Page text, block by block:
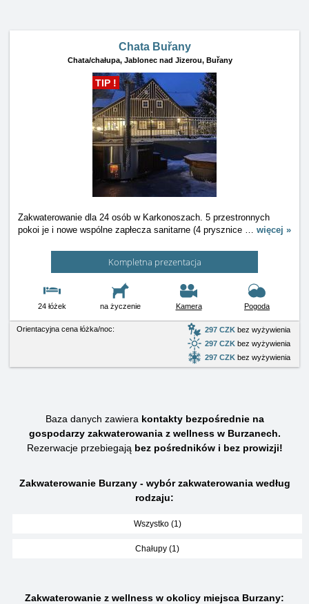
Chata Buřany
Chata/chałupa, Jablonec nad Jizerou, Buřany
TIP !
Zakwaterowanie dla 24 osób w Karkonoszach. 5 przestronnych
pokoi je i nowe wspólne zapłecza sanitarne (4 prysznice … więcej »
Kompletna prezentacja
24 łóżek na życzenie Kamera Pogoda
Orientacyjna cena łóżka/noc: 297 CZK bez wyżywienia
297 CZK bez wyżywienia
297 CZK bez wyżywienia
Baza danych zawiera kontakty bezpośrednie na
gospodarzy zakwaterowania z wellness w Burzanech.
Rezerwacje przebiegają bez pośredników i bez prowizji!
Zakwaterowanie Burzany - wybór zakwaterowania według
rodzaju:
Wszystko (1)
Chałupy (1)
Zakwaterowanie z wellness w okolicy miejsca Burzany: